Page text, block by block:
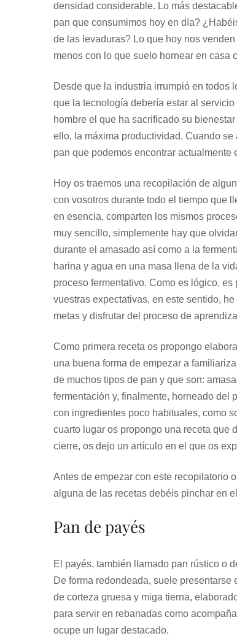
densidad considerable. Lo más
pan que consumimos hoy en día?
de las levaduras? Lo que hoy nos
menos con lo que suelo hornear en casa
Desde que la industria irrumpió en todos
que la tecnología debería estar al
hombre el que ha sacrificado su
ello, la máxima productividad. Cuando
pan que podemos encontrar actualmente
Hoy os traemos una recopilación de
con vosotros durante todo el tiempo que
en esencia, comparten los mismos
muy sencillo, simplemente hay que
durante el amasado así como a la
harina y agua en una masa llena de la
proceso fermentativo. Como es lógico,
vuestras expectativas, en este sentido,
metas y disfrutar del proceso de
Como primera receta os propongo
una buena forma de empezar a
de muchos tipos de pan y que son:
fermentación y, finalmente, horneado del
con ingredientes poco habituales, como
cuarto lugar os propongo una receta que
cierre, os dejo un artículo en el que os
Antes de empezar con este recopilatorio
alguna de las recetas debéis pinchar en
Pan de payés
El payés, también llamado pan rústico o
De forma redondeada, suele
de corteza gruesa y miga tierna,
para servir en rebanadas como
ocupe un lugar destacado.